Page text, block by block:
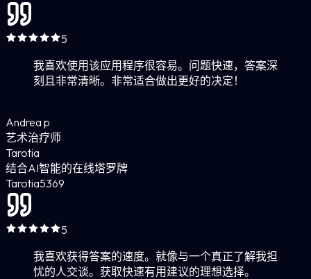
5
我喜欢使用该应用程序很容易。问题快速，答案深
刻且非常清晰。非常适合做出更好的决定！
Andrea p
艺术治疗师
Tarotia
结合AI智能的在线塔罗牌
Tarotia5369
5
我喜欢获得答案的速度。就像与一个真正了解我担
忧的人交谈。获取快速有用建议的理想选择。